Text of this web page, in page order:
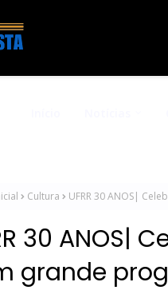
Cultura UFRR 30 ANOS|
30 ANOS|
grande